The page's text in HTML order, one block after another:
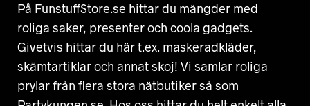
På FunstuffStore.se hittar du mängder med
roliga saker, presenter och coola gadgets.
Givetvis hittar du här t.ex. maskeradkläder,
skämtartiklar och annat skoj! Vi samlar roliga
prylar från flera stora nätbutiker så som